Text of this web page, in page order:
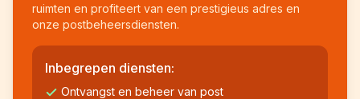
ruimten en profiteert van een prestigieus adres en
onze postbeheersdiensten.
Inbegrepen diensten:
Ontvangst en beheer van post